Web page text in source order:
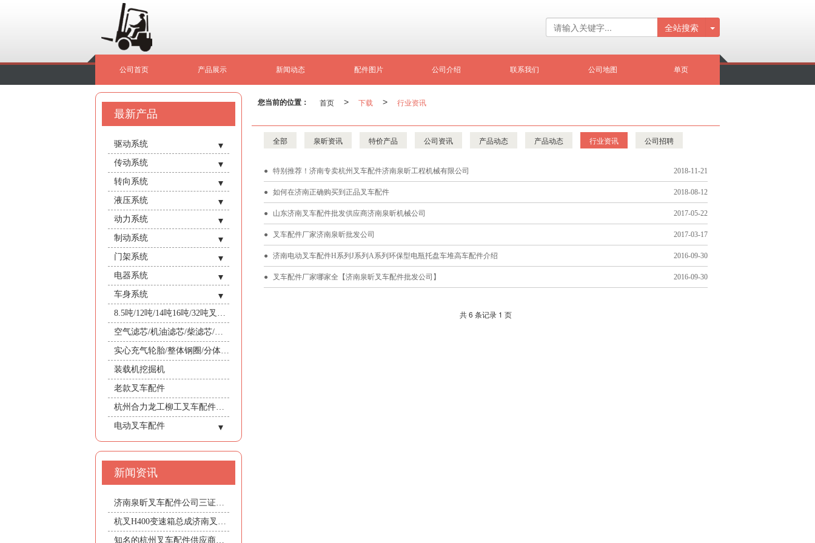
全站搜索
公司首页 产品展示 新闻动态 配件图片 公司介绍 联系我们 公司地图 单页
您当前的位置： 首页 > 下载 > 行业资讯
全部 泉昕资讯 特价产品 公司资讯 产品动态 产品动态 行业资讯 公司招聘
特别推荐！济南专卖杭州叉车配件济南泉昕工程机械有限公司 2018-11-21
如何在济南正确购买到正品叉车配件 2018-08-12
山东济南叉车配件批发供应商济南泉昕机械公司 2017-05-22
叉车配件厂家济南泉昕批发公司 2017-03-17
济南电动叉车配件H系列J系列A系列环保型电瓶托盘车堆高车配件介绍 2016-09-30
叉车配件厂家哪家全【济南泉昕叉车配件批发公司】 2016-09-30
共 6 条记录 1 页
最新产品
驱动系统
- 驱动轮毂
- 前桥附件
- 半轴
- 轮边内齿圈
- 盆角齿
- 主减速器/差速器
- 轮边行星架/减速器
- 支撑板/扇形板
- 驱动桥壳/前桥壳
传动系统
- 1-3.8t变速箱
- 4-4.7t变速箱
- 日产岗村变速箱
- 5-10t变速箱
- 离合器及壳
- 变矩器及壳
- 操纵阀/控制阀/换挡阀/电磁阀
- 压盘钢片/离合器片
- 变速箱总成及壳
- 传动轴/齿轮泵轴
转向系统
- 转向桥总成
- 主销修理包
- 转向节(左右)
- 转向桥体
- 转向主销
- 连杆销轴
- 转向轮毂
- 后桥附件
- 方向盘锁紧装置
- 转向连杆修理包
液压系统
- 液压缸修理包
- 倾斜油缸
- 升降油缸
- 其他附件
- 多路阀
- 齿轮泵
- 调压阀
- 方向机
- 短升降缸/中间油缸/前大缸
- 侧移油缸/调距油缸
- 横置油缸/转向油缸
动力系统
- 新柴全柴C/A490/495/498/NB485BPG
- 朝柴玉柴6102A/BG3/2/CY6BG332/6B125/4A115/4A100
- 江动4102/JD4G5B大柴锡柴云内发动机
- 东方红/潍坊LR4105/4108/LR4B3
- 五十铃C240/4JG2/6BG1
- 尼桑TD27/H25/H20
- 尼桑TD42/K25/K21
- 排气管/消声器/尾管/高排气套装
- 水箱/散热器/机油冷却器/水管
制动系统
- 制动总泵
- 制动分泵
- 手刹拉线
- 制动蹄片
- 制动油管
- 手刹手柄
- 制动器总成
- 制动鼓/刹车鼓
门架系统
- 门架轴承盖及座/衬瓦
- 链条/轴承/滚轮//链轮/关节轴承
- 门架货叉架体挡货架
- 侧移器总成/内门架/外门架
- 货叉套/鞋套
- 货叉/叉脚/叉齿
电器系统
- 控制器
- 仪表显示器/电量表头
- 其他电器
- 行走电机总成/油泵电机/起升电机/转向电机/牵引电机
- 组合开关/方向开关
- 加速器/油门踏板
- 接触器
车身系统
- 油门操纵装置
- 发动机机罩盖
- 车身附件/机盖/塑料护罩
8.5吨/12吨/14吨16吨/32吨叉车/驾驶室总成/暖风机/空调机
空气滤芯/机油滤芯/柴滤芯/柴机油
实心充气轮胎/整体钢圈/分体式钢圈
装载机挖掘机
老款叉车配件
杭州合力龙工柳工叉车配件批发
电动叉车配件
- 三支点叉车前驱/后驱
- 轻型锂电平衡重叉车
- 电动牵引车/柴油拖头
- 前移式叉车
- 堆垛车/大金刚托盘搬运车
- 锂电托盘车/电动小金刚
新闻资讯
济南泉昕叉车配件公司三证合一税号变更通知(统一社会信用代码)
杭叉H400变速箱总成济南叉车R40变速箱配件代理——的H400变速箱总成推荐
知名的杭州叉车配件供应商推荐_中国杭州叉车配件